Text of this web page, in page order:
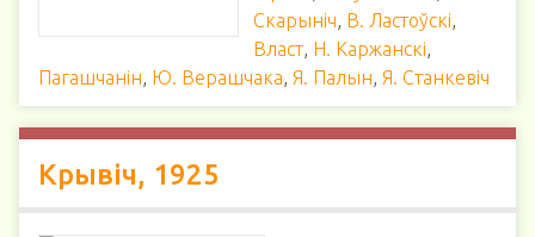
Скарыніч, В. Ластоўскі,
Власт, Н. Каржанскі,
Пагашчанін, Ю. Верашчака, Я. Палын, Я. Станкевіч
Крывіч, 1925